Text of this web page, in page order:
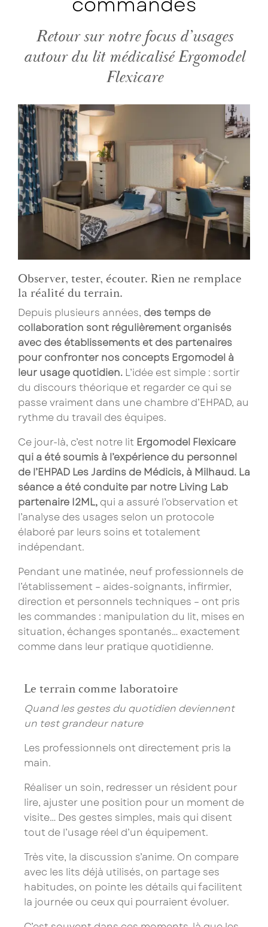
Retour sur notre focus d’usages
autour du lit médicalisé Ergomodel
Flexicare
Observer, tester, écouter. Rien ne remplace
la réalité du terrain.
Depuis plusieurs années, des temps de
collaboration sont régulièrement organisés
avec des établissements et des partenaires
pour confronter nos concepts Ergomodel à
leur usage quotidien. L’idée est simple : sortir
du discours théorique et regarder ce qui se
passe vraiment dans une chambre d’EHPAD, au
rythme du travail des équipes.
Ce jour-là, c’est notre lit Ergomodel Flexicare
qui a été soumis à l’expérience du personnel
de l’EHPAD Les Jardins de Médicis, à Milhaud. La
séance a été conduite par notre Living Lab
partenaire I2ML, qui a assuré l’observation et
l’analyse des usages selon un protocole
élaboré par leurs soins et totalement
indépendant.
Pendant une matinée, neuf professionnels de
l’établissement – aides-soignants, infirmier,
direction et personnels techniques – ont pris
les commandes : manipulation du lit, mises en
situation, échanges spontanés… exactement
comme dans leur pratique quotidienne.
Le terrain comme laboratoire
Quand les gestes du quotidien deviennent
un test grandeur nature
Les professionnels ont directement pris la
main.
Réaliser un soin, redresser un résident pour
lire, ajuster une position pour un moment de
visite… Des gestes simples, mais qui disent
tout de l’usage réel d’un équipement.
Très vite, la discussion s’anime. On compare
avec les lits déjà utilisés, on partage ses
habitudes, on pointe les détails qui facilitent
la journée ou ceux qui pourraient évoluer.